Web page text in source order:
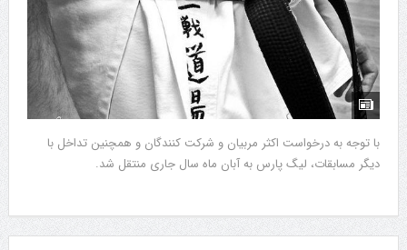
با توجه به درخواست اکثر مربیان و شرکت کنندگان و همچنین تداخل با
دیگر مسابقات، لیگ پارس به آبان ماه سال جاری منتقل شد.